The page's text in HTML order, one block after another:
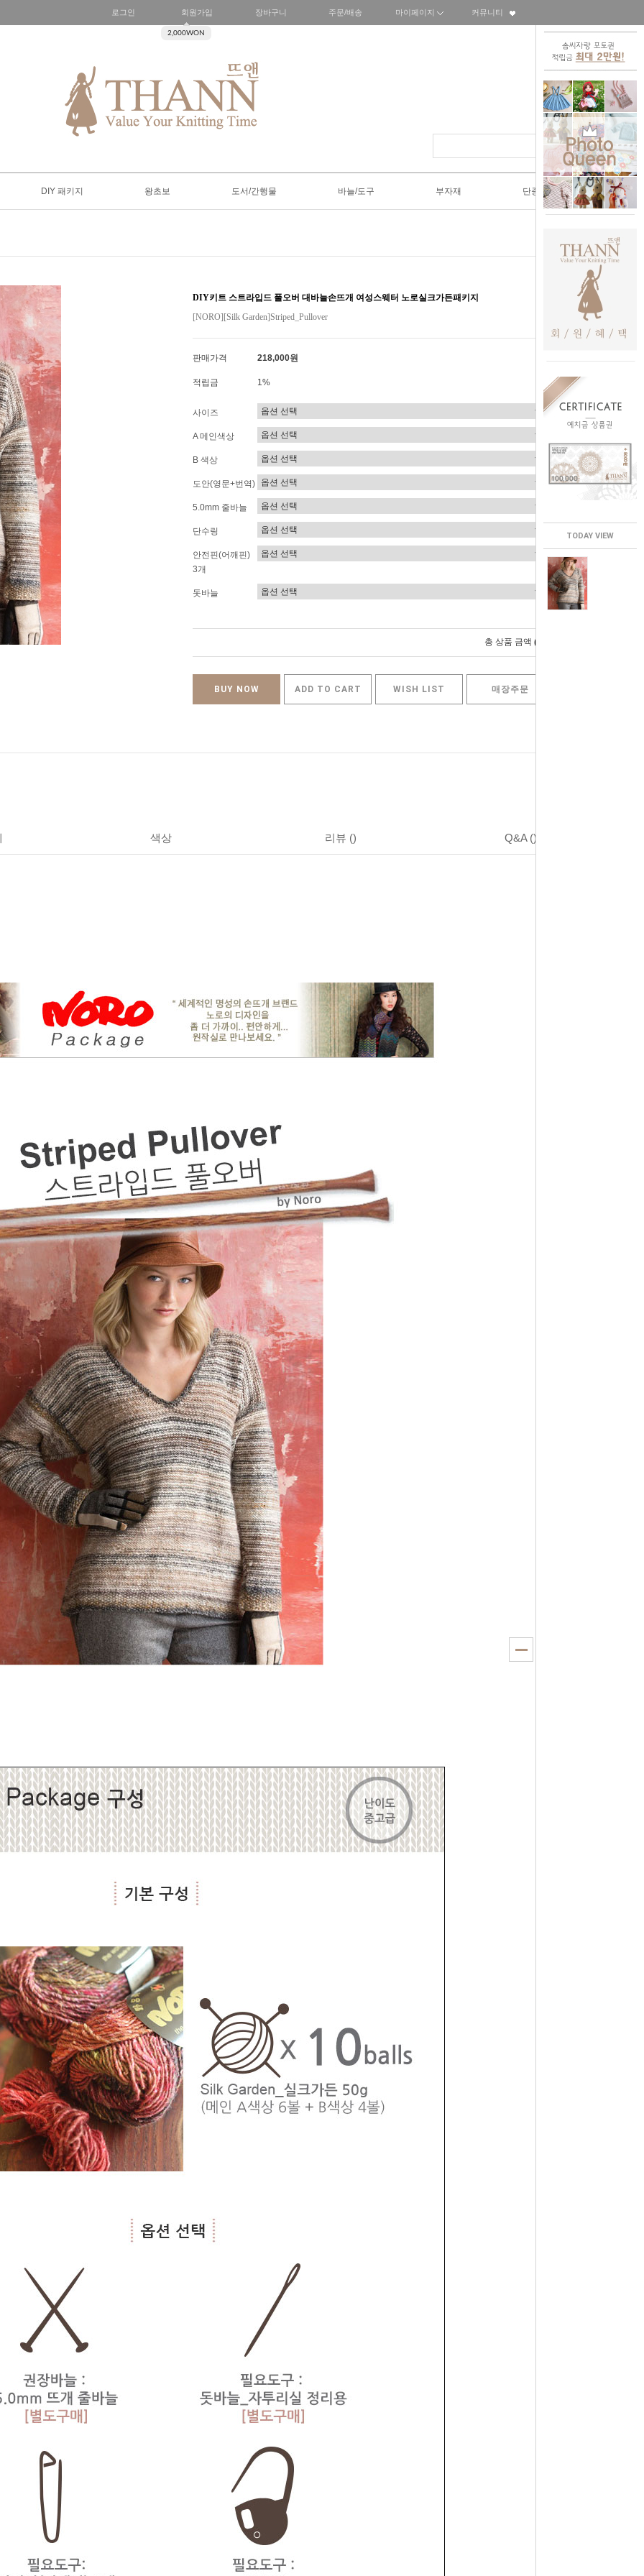
TODAY VIEW
로그인 회원가입
2,000WON
장바구니 주문/배송 마이페이지 커뮤니티
DIY 패키지 왕초보 도서/간행물 바늘/도구 부자재 단종SALE50%
DIY키트 스트라입드 풀오버 대바늘손뜨개 여성스웨터 노로실크가든패키지
[NORO][Silk Garden]Striped_Pullover
판매가격 218,000원
적립금 1%
사이즈
A 메인색상
B 색상
도안(영문+번역)
5.0mm 줄바늘
단수링
안전핀(어깨핀)
3개
돗바늘
총 상품 금액 0
BUY NOW ADD TO CART WISH LIST 매장주문
색상 리뷰 () Q&A ()